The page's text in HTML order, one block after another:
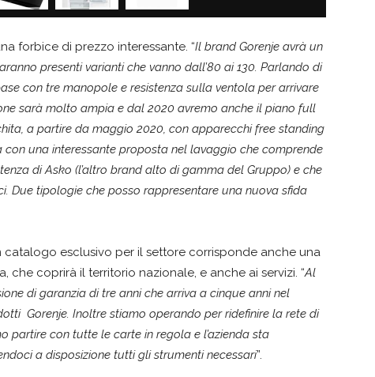
forbice di prezzo interessante. “Il brand Gorenje avrà un
presenti varianti che vanno dall’80 ai 130. Parlando di
con tre manopole e resistenza sulla ventola per arrivare
sarà molto ampia e dal 2020 avremo anche il piano full
a partire da maggio 2020, con apparecchi free standing
con una interessante proposta nel lavaggio che comprende
di Asko (l’altro brand alto di gamma del Gruppo) e che
Due tipologie che posso rappresentare una nuova sfida
esclusivo per il settore corrisponde anche una
che coprirà il territorio nazionale, e anche ai servizi. “Al
di garanzia di tre anni che arriva a cinque anni nel
Gorenje. Inoltre stiamo operando per ridefinire la rete di
partire con tutte le carte in regola e l’azienda sta
a disposizione tutti gli strumenti necessari”.